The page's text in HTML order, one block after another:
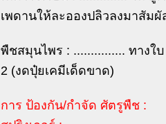
เพดานให้ละอองปลิวลงมาสัมผั
พืชสมุนไพร : ............... ทางใ
2 (งดปุ๋ยเคมีเด็ดขาด)
การ ป้องกัน/กำจัด ศัตรูพืช :